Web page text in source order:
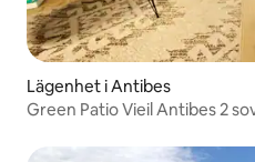
Lägenhet i Antibes
Green Patio Vieil Antibes 2